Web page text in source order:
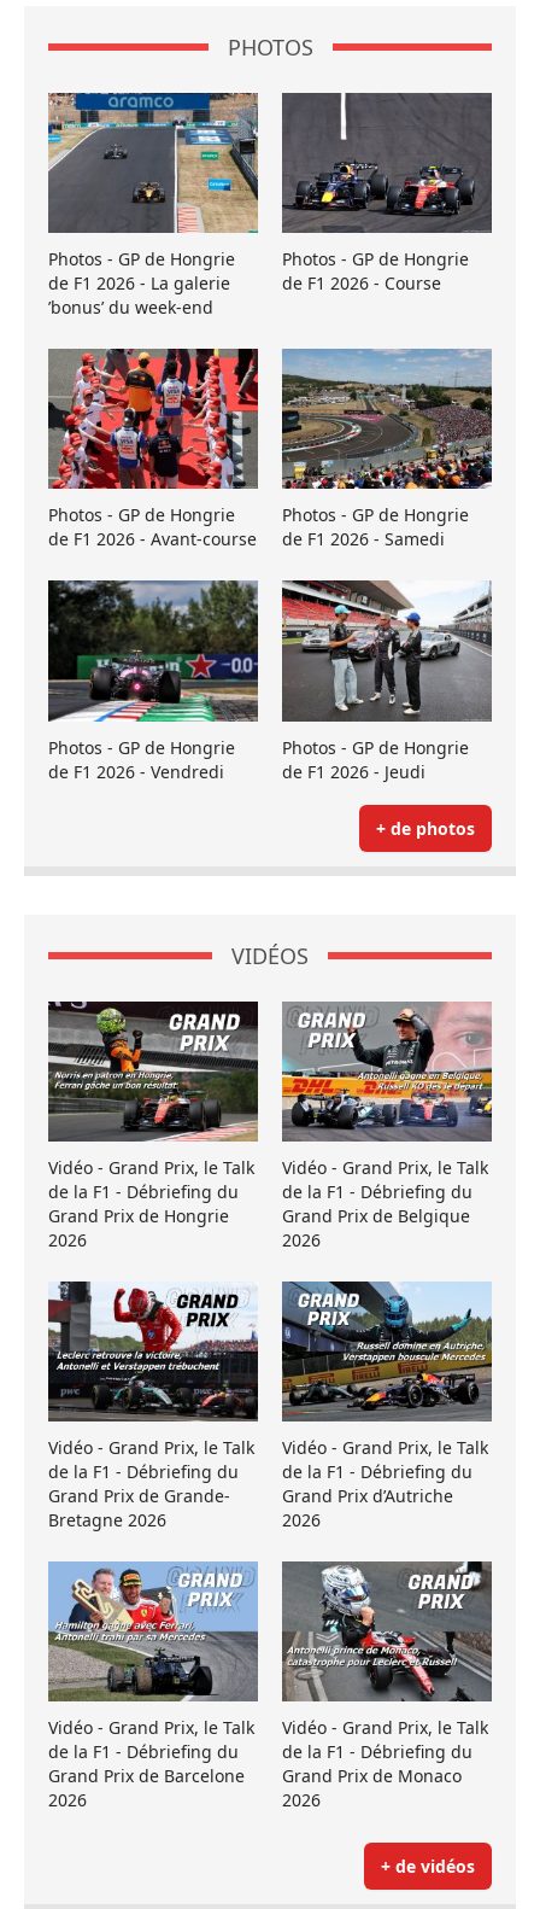
PHOTOS
Photos - GP de Hongrie
de F1 2026 - La galerie
’bonus’ du week-end
Photos - GP de Hongrie
de F1 2026 - Course
Photos - GP de Hongrie
de F1 2026 - Avant-course
Photos - GP de Hongrie
de F1 2026 - Samedi
Photos - GP de Hongrie
de F1 2026 - Vendredi
Photos - GP de Hongrie
de F1 2026 - Jeudi
+ de photos
VIDÉOS
Vidéo - Grand Prix, le Talk
de la F1 - Débriefing du
Grand Prix de Hongrie
2026
Vidéo - Grand Prix, le Talk
de la F1 - Débriefing du
Grand Prix de Belgique
2026
Vidéo - Grand Prix, le Talk
de la F1 - Débriefing du
Grand Prix de Grande-
Bretagne 2026
Vidéo - Grand Prix, le Talk
de la F1 - Débriefing du
Grand Prix d’Autriche
2026
Vidéo - Grand Prix, le Talk
de la F1 - Débriefing du
Grand Prix de Barcelone
2026
Vidéo - Grand Prix, le Talk
de la F1 - Débriefing du
Grand Prix de Monaco
2026
+ de vidéos